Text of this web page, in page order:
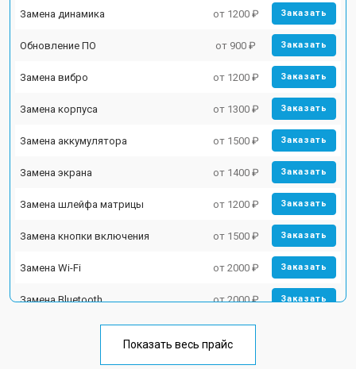
Замена динамика от 1200 ₽ Заказать
Обновление ПО от 900 ₽ Заказать
Замена вибро от 1200 ₽ Заказать
Замена корпуса от 1300 ₽ Заказать
Замена аккумулятора от 1500 ₽ Заказать
Замена экрана от 1400 ₽ Заказать
Замена шлейфа матрицы от 1200 ₽ Заказать
Замена кнопки включения от 1500 ₽ Заказать
Замена Wi-Fi от 2000 ₽ Заказать
Замена Bluetooth от 2000 ₽ Заказать
Показать весь прайс